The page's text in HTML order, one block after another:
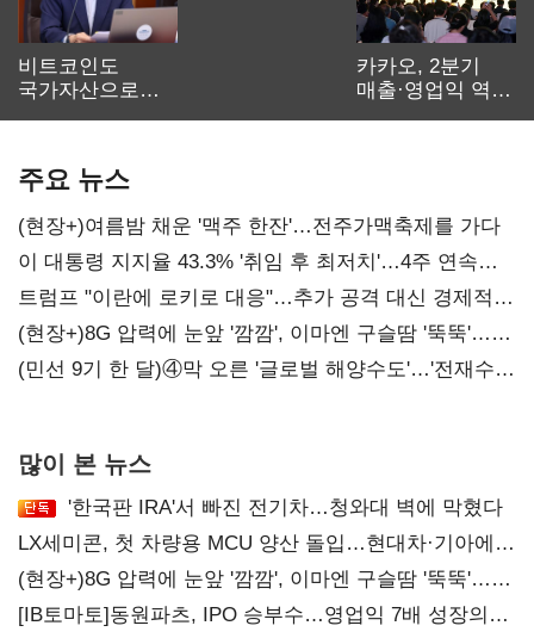
비트코인도
국가자산으로…'
카카오, 2분기
매출·영업익 역대
주요 뉴스
(현장+)여름밤 채운 '맥주 한잔'…전주가맥축제를 가다
이 대통령 지지율 43.3% '취임 후 최저치'…4주 연속
'하락'
트럼프 "이란에 로키로 대응"…추가 공격 대신 경제적
압박 시사
(현장+)8G 압력에 눈앞 '깜깜', 이마엔 구슬땀 '뚝뚝'…
화려한 에어쇼 뒤 땀방울
(민선 9기 한 달)④막 오른 '글로벌 해양수도'…'전재수
많이 본 뉴스
'한국판 IRA'서 빠진 전기차…청와대 벽에 막혔다
LX세미콘, 첫 차량용 MCU 양산 돌입…현대차·기아에
공급
(현장+)8G 압력에 눈앞 '깜깜', 이마엔 구슬땀 '뚝뚝'…
화려한 에어쇼 뒤 땀방울
[IB토마토]동원파츠, IPO 승부수…영업익 7배 성장의